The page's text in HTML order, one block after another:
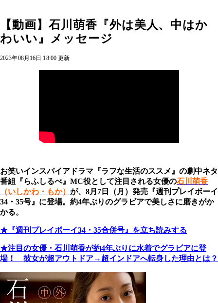
【動画】石川萌香『外は美人、中はか
わいい』メッセージ
2023年08月16日 18:00 更新
お笑いインスパイアドラマ『ラフな生活のススメ』の劇中ネタ
番組『らふしるべ』MC役として注目される女優の石川萌香
（いしかわ・もか） が、8月7日（月）発売『週刊プレイボーイ
34・35号』に登場。約4年ぶりのグラビアで美しさに磨きがか
かる。
★『週刊プレイボーイ34・35合併号』を立ち読みする
★注目の女優・石川萌香が約4年ぶりに水着でグラビアに登
場！ 彼女が超アウトドア→超インドアへ転身した理由とは？